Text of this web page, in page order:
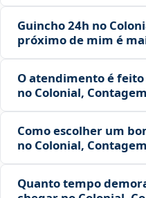
Guincho 24h no
próximo de mim é
O atendimento é
no Colonial,
Como escolher um
no Colonial,
Quanto tempo